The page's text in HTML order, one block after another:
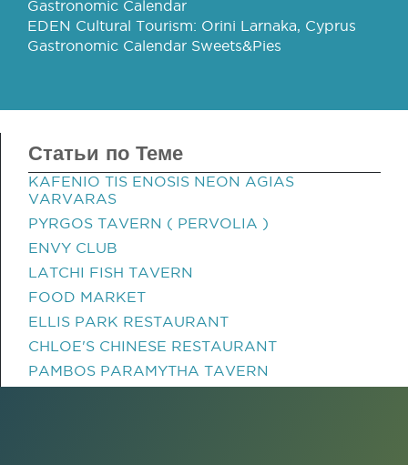
Gastronomic Calendar
EDEN Cultural Tourism: Orini Larnaka, Cyprus
Gastronomic Calendar Sweets&Pies
Статьи по Теме
KAFENIO TIS ENOSIS NEON AGIAS
VARVARAS
PYRGOS TAVERN ( PERVOLIA )
ENVY CLUB
LATCHI FISH TAVERN
FOOD MARKET
ELLIS PARK RESTAURANT
CHLOE'S CHINESE RESTAURANT
PAMBOS PARAMYTHA TAVERN